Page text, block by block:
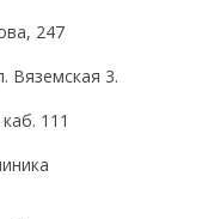
247
Вяземская 3.
111